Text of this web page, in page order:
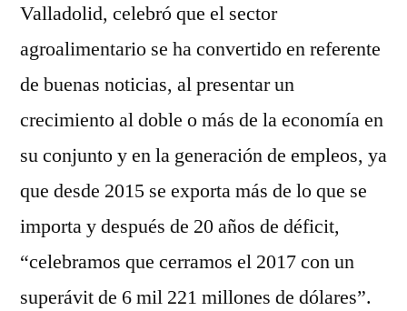
Valladolid, celebró que el sector
agroalimentario se ha convertido en referente
de buenas noticias, al presentar un
crecimiento al doble o más de la economía en
su conjunto y en la generación de empleos, ya
que desde 2015 se exporta más de lo que se
importa y después de 20 años de déficit,
“celebramos que cerramos el 2017 con un
superávit de 6 mil 221 millones de dólares”.